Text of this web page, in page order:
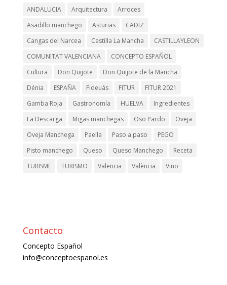
ANDALUCIA Arquitectura
Arroces
Asadillo manchego
Asturias
CADIZ
Cangas del Narcea
Castilla La Mancha
CASTILLAYLEON
COMUNITAT VALENCIANA
CONCEPTO ESPAÑOL
Cultura
Don Quijote
Don Quijote de la Mancha
Dénia
ESPAÑA Fideuás FITUR
FITUR 2021
Gamba Roja
Gastronomía HUELVA
Ingredientes
La Descarga
Migas manchegas Oso Pardo
Oveja
Oveja Manchega
Paella Paso a paso
PEGO
Pisto manchego
Queso Queso Manchego
Receta
TURISME
TURISMO Valencia València Vino
Contacto
Concepto Español
info@conceptoespanol.es